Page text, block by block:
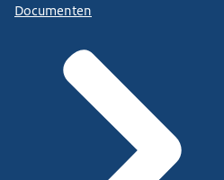
Documenten